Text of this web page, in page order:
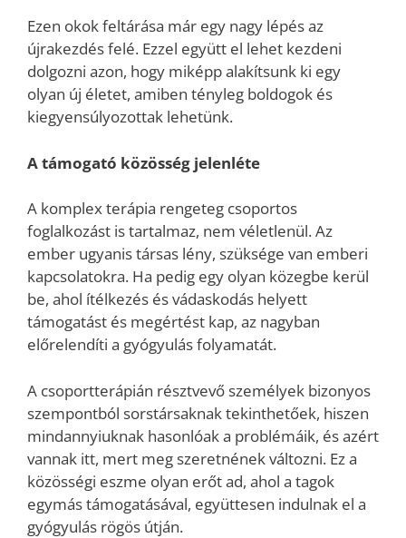
Ezen okok feltárása már egy nagy lépés az
újrakezdés felé. Ezzel együtt el lehet kezdeni
dolgozni azon, hogy miképp alakítsunk ki egy
olyan új életet, amiben tényleg boldogok és
kiegyensúlyozottak lehetünk.
A támogató közösség jelenléte
A komplex terápia rengeteg csoportos
foglalkozást is tartalmaz, nem véletlenül. Az
ember ugyanis társas lény, szüksége van emberi
kapcsolatokra. Ha pedig egy olyan közegbe kerül
be, ahol ítélkezés és vádaskodás helyett
támogatást és megértést kap, az nagyban
előrelendíti a gyógyulás folyamatát.
A csoportterápián résztvevő személyek bizonyos
szempontból sorstársaknak tekinthetőek, hiszen
mindannyiuknak hasonlóak a problémáik, és azért
vannak itt, mert meg szeretnének változni. Ez a
közösségi eszme olyan erőt ad, ahol a tagok
egymás támogatásával, együttesen indulnak el a
gyógyulás rögös útján.